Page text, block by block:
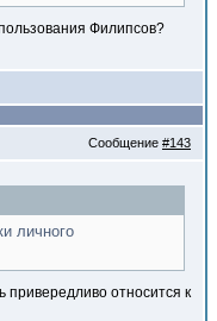
Филипсов?
Сообщение #143
личного
привередливо относится к